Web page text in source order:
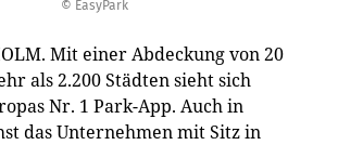
© EasyPark
Mit einer Abdeckung von 20
als 2.200 Städten sieht sich
Nr. 1 Park-App. Auch in
das Unternehmen mit Sitz in